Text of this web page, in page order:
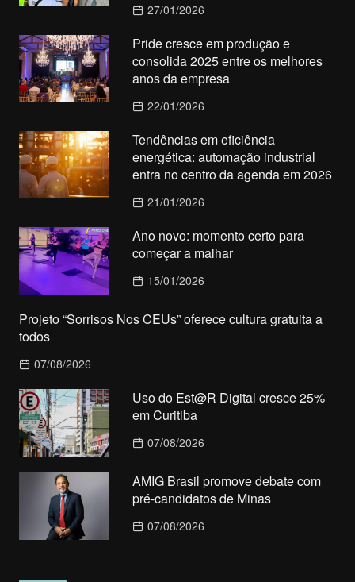
27/01/2026
Pride cresce em produção e
consolida 2025 entre os melhores
anos da empresa
22/01/2026
Tendências em eficiência
energética: automação industrial
entra no centro da agenda em 2026
21/01/2026
Ano novo: momento certo para
começar a malhar
15/01/2026
Projeto “Sorrisos Nos CEUs” oferece cultura gratuita a
todos
07/08/2026
Uso do Est@R Digital cresce 25%
em Curitiba
07/08/2026
AMIG Brasil promove debate com
pré-candidatos de Minas
07/08/2026